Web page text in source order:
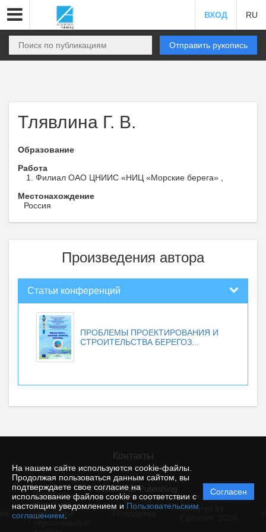
На нашем сайте используются cookie-файлы.
Продолжая пользоваться данным сайтом, вы
подтверждаете свое согласие на
использование файлов cookie в соответствии с
настоящим уведомлением и Пользовательским
соглашением
Согласен
ВХОД RU
Отправить рукопись
Тлявлина Г. В.
Образование
Работа
Филиал ОАО ЦНИИС «НИЦ «Морские берега» ,
Местонахождение
Россия
Произведения автора
Статьи конференций
ПРОБЛЕМЫ ПРОЕКТИРОВАНИЯ И
СТРОИТЕЛЬСТВА БЕРЕГОЗ...
Контакты
© Academus Publishing
Политика
защиты и
обработки
Powered by